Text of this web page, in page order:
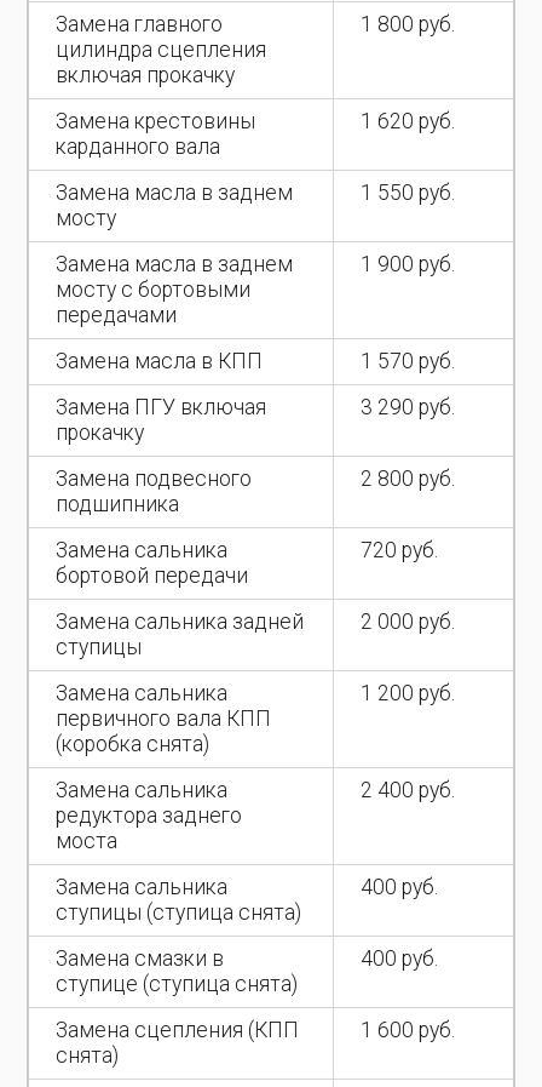
Замена главного
цилиндра сцепления
включая прокачку
1 800 руб.
Замена крестовины
карданного вала
1 620 руб.
Замена масла в заднем
мосту
1 550 руб.
Замена масла в заднем
мосту с бортовыми
передачами
1 900 руб.
Замена масла в КПП
1 570 руб.
Замена ПГУ включая
прокачку
3 290 руб.
Замена подвесного
подшипника
2 800 руб.
Замена сальника
бортовой передачи
720 руб.
Замена сальника задней
ступицы
2 000 руб.
Замена сальника
первичного вала КПП
(коробка снята)
1 200 руб.
Замена сальника
редуктора заднего
моста
2 400 руб.
Замена сальника
ступицы (ступица снята)
400 руб.
Замена смазки в
ступице (ступица снята)
400 руб.
Замена сцепления (КПП
снята)
1 600 руб.